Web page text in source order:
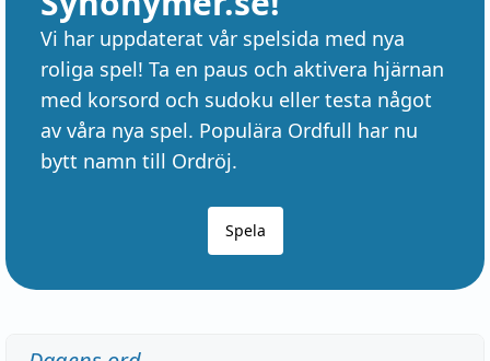
Vi har uppdaterat vår spelsida med nya
roliga spel! Ta en paus och aktivera hjärnan
med korsord och sudoku eller testa något
av våra nya spel. Populära Ordfull har nu
bytt namn till Ordröj.
Spela